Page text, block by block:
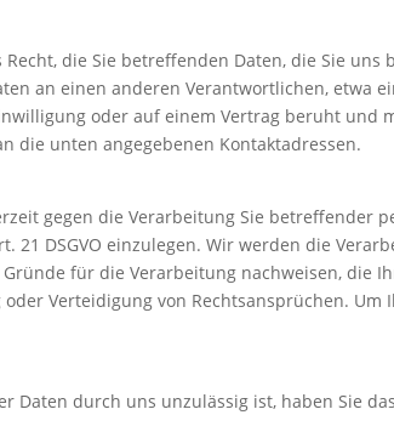
die Sie betreffenden Daten, die Sie uns
an einen anderen Verantwortlichen, etwa
oder auf einem Vertrag beruht und
die unten angegebenen Kontaktadressen.
gegen die Verarbeitung Sie betreffender
21 DSGVO einzulegen. Wir werden die
für die Verarbeitung nachweisen, die
Verteidigung von Rechtsansprüchen. Um
Daten durch uns unzulässig ist, haben Sie